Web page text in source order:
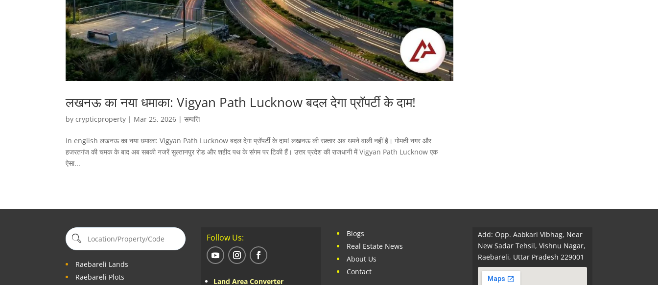
लखनऊ का नया धमाका: Vigyan Path Lucknow बदल देगा प्रॉपर्टी के दाम!
bycrypticproperty | Mar 25, 2026 |सम्पत्ति
In english लखनऊ का नया धमाका: Vigyan Path Lucknow बदल देगा प्रॉपर्टी के दाम! लखनऊ की रफ़्तार अब थमने वाली नहीं है। गोमती नगर और
हजरतगंज की चमक के बाद अब सबकी नजरें सुल्तानपुर रोड और शहीद पथ के संगम पर टिकी हैं। उत्तर प्रदेश की राजधानी में Vigyan Path Lucknow एक
ऐसा...
Raebareli Lands
Raebareli Plots
Follow Us:
Land Area Converter
Blogs
Real Estate News
About Us
Contact
Add: Opp. Aabkari Vibhag, Near
New Sadar Tehsil, Vishnu Nagar,
Raebareli, Uttar Pradesh 229001